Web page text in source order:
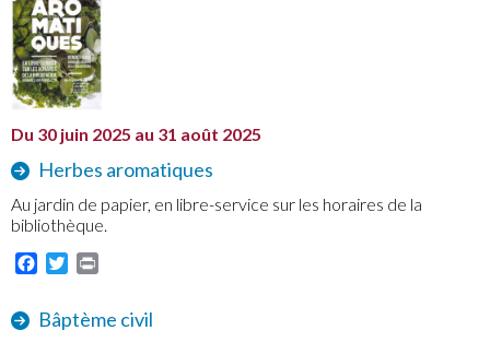
Du 30 juin 2025 au 31 août 2025
Herbes aromatiques
Au jardin de papier, en libre-service sur les horaires de la
bibliothèque.
Facebook
Twitter
Bâptème civil